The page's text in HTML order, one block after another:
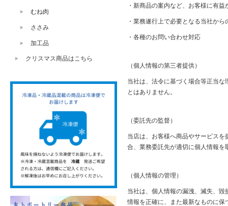
・新商品の案内など、お客様に有
・業務遂行上で必要となる当社か
・各種のお問い合わせ対応
（個人情報の第三者提供）
当社は、法令に基づく場合等正当
とはありません。
（委託先の監督）
当店は、お客様へ商品やサービス
合、業務委託先が適切に個人情報
（個人情報の管理）
当社は、個人情報の漏洩、滅失、
情報を正確に、また最新なものに
むね肉
ささみ
加工品
クリスマス商品はこちら